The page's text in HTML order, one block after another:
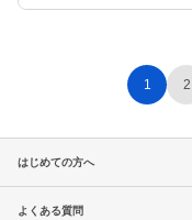
1 2
はじめての方へ
よくある質問